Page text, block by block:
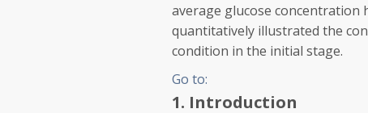
average glucose concentration
quantitatively illustrated the
condition in the initial stage.
Go to:
1. Introduction